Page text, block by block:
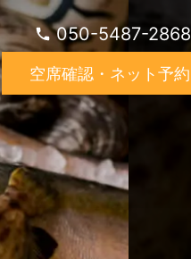
050-5487-2868
空席確認・ネット予約